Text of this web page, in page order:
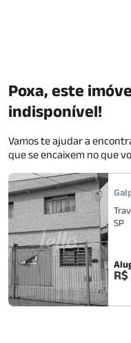
SP
Poxa, este
indisponível!
Vamos te ajudar a
que se encaixem no que